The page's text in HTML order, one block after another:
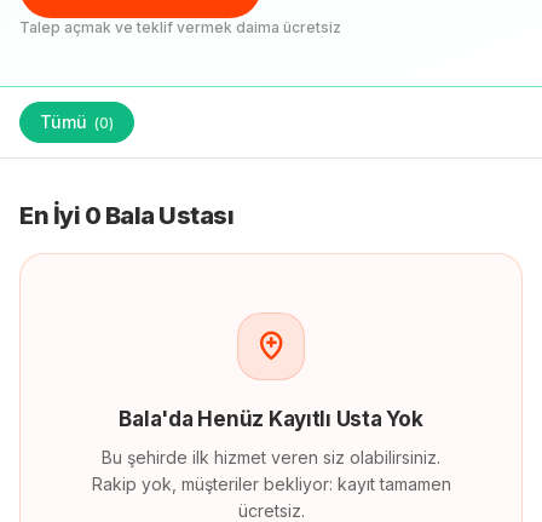
Talep açmak ve teklif vermek daima ücretsiz
Tümü (0)
En İyi 0 Bala Ustası
Bala'da Henüz Kayıtlı Usta Yok
Bu şehirde ilk hizmet veren siz olabilirsiniz.
Rakip yok, müşteriler bekliyor: kayıt tamamen
ücretsiz.